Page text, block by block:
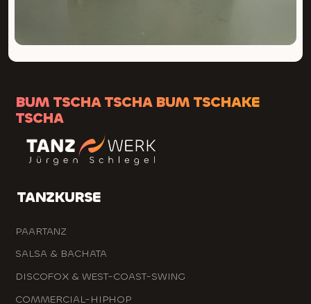
BUM TSCHA TSCHA BUM TSCHAKE
TSCHA
TANZKURSE
PAARTANZ
SALSA & BACHATA
DISCOFOX & WEST-COAST-SWING
COMMERCIAL-HIPHOP